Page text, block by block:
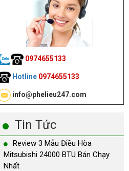
0974655133
Hotline 0974655133
info@phelieu247.com
Tin Tức
Review 3 Mẫu Điều Hòa
Mitsubishi 24000 BTU Bán Chạy
Nhất